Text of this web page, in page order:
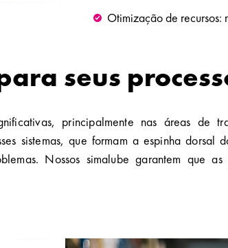
Otimização de recursos:
seus
principalmente nas áreas de
sistemas, que formam a espinha dorsal
Nossos simalube garantem que as